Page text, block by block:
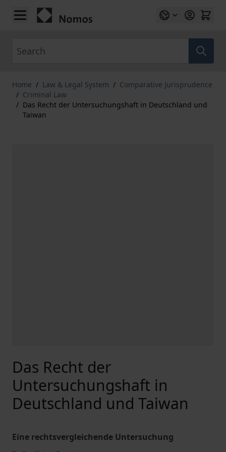
Skip to Content
Home / Law & Legal System / Comparative Jurisprudence
/ Criminal Law
/ Das Recht der Untersuchungshaft in Deutschland und
Taiwan
Das Recht der
Untersuchungshaft in
Deutschland und Taiwan
Eine rechtsvergleichende Untersuchung